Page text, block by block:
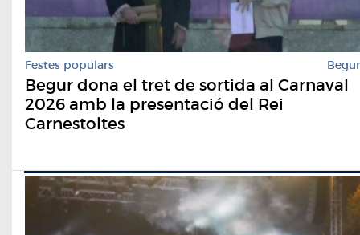
Festes populars Begur
Begur dona el tret de sortida al Carnaval
2026 amb la presentació del Rei
Carnestoltes